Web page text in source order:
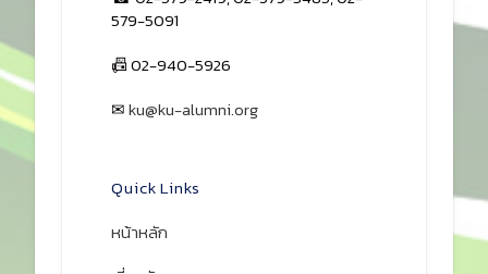
579-5091
📠 02-940-5926
✉ku@ku-alumni.org
Quick Links
หน้าหลัก